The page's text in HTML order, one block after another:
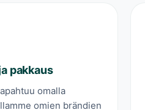
pakkaus
omalla
omien brändien